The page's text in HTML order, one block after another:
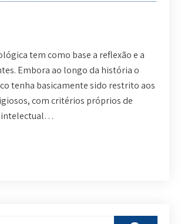
tem como base a reflexão e a
Embora ao longo da história o
tenha basicamente sido restrito aos
com critérios próprios de
intelectual…